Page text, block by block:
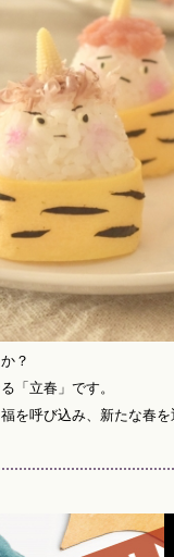
？
「立春」です。
を呼び込み、新たな春を